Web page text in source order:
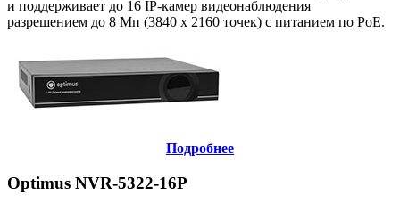
и поддерживает до 16 IP-камер видеонаблюдения
разрешением до 8 Мп (3840 х 2160 точек) с питанием по PoE.
Подробнее
Optimus NVR-5322-16P